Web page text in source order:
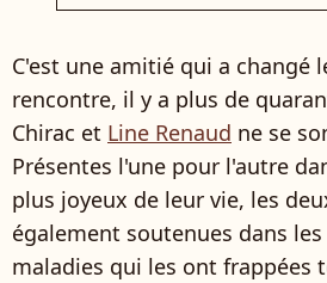
C'est une amitié qui a changé
rencontre, il y a plus de
Chirac et Line Renaud ne se
Présentes l'une pour l'autre
plus joyeux de leur vie, les
également soutenues dans
maladies qui les ont frappées